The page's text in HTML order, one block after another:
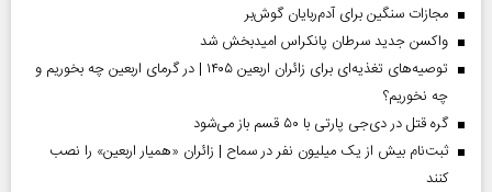
مجازات سنگین برای آدم‌ربایان گوش‌بر
واکسن جدید سرطان پانکراس امیدبخش شد
توصیه‌های تغذیه‌ای برای زائران اربعین ۱۴۰۵ | در گرمای اربعین چه بخوریم و
چه نخوریم؟
گره قتل در دی‌جی پارتی با ۵۰ قسم باز می‌شود
ثبت‌نام بیش از یک میلیون نفر در سماح | زائران «همیار اربعین» را نصب
کنند